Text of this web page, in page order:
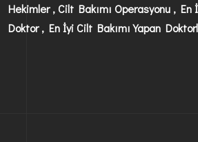
Hekimler , Cilt Bakımı Operasyonu , En
Doktor , En İyi Cilt Bakımı Yapan